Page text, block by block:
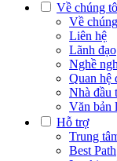
Về chúng
Về
Liên hệ
Lãnh đạo
Nghề
Quan hệ
Nhà đầu
Văn bản
Hỗ trợ
Trung
Best Path